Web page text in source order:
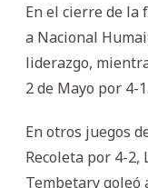
En el cierre de la
a Nacional
liderazgo,
2 de Mayo por 4-1.
En otros juegos
Recoleta por 4-2,
Tembetary goleó